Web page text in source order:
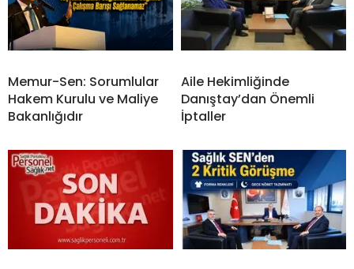
Memur-Sen: Sorumlular
Hakem Kurulu ve Maliye
Bakanlığıdır
Aile Hekimliğinde
Danıştay’dan Önemli
İptaller